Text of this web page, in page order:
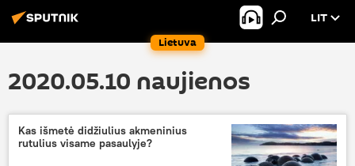
Lietuva
LIT
2020.05.10 naujienos
Kas išmetė didžiulius akmeninius
rutulius visame pasaulyje?